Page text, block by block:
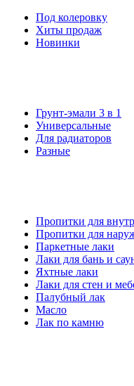
Под колеровку
Хиты продаж
Новинки
Грунт-эмали 3 в 1
Универсальные
Для радиаторов
Разные
Пропитки для
Пропитки для
Паркетные лаки
Лаки для бань и
Яхтные лаки
Лаки для стен и
Палубный лак
Масло
Лак по камню